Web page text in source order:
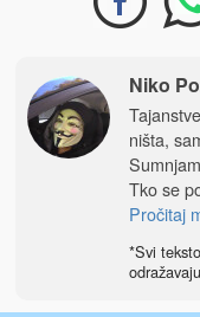
Niko
ništa,
Tko se
Pročitaj
*Svi